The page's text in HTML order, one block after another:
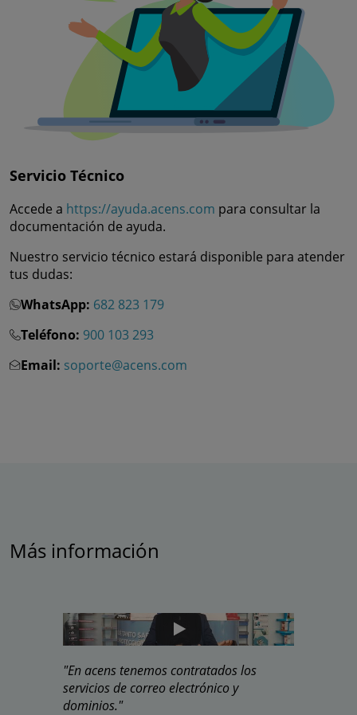
Servicio Técnico
Accede a https://ayuda.acens.com para consultar la
documentación de ayuda.
Nuestro servicio técnico estará disponible para atender
tus dudas:
WhatsApp: 682 823 179
Teléfono: 900 103 293
Email: soporte@acens.com
Más información
"En acens tenemos contratados los
servicios de correo electrónico y
dominios."